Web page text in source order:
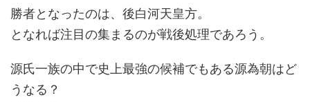
勝者となったのは、後白河天皇方。
となれば注目の集まるのが戦後処理であろう。
源氏一族の中で史上最強の候補でもある源為朝はど
うなる？